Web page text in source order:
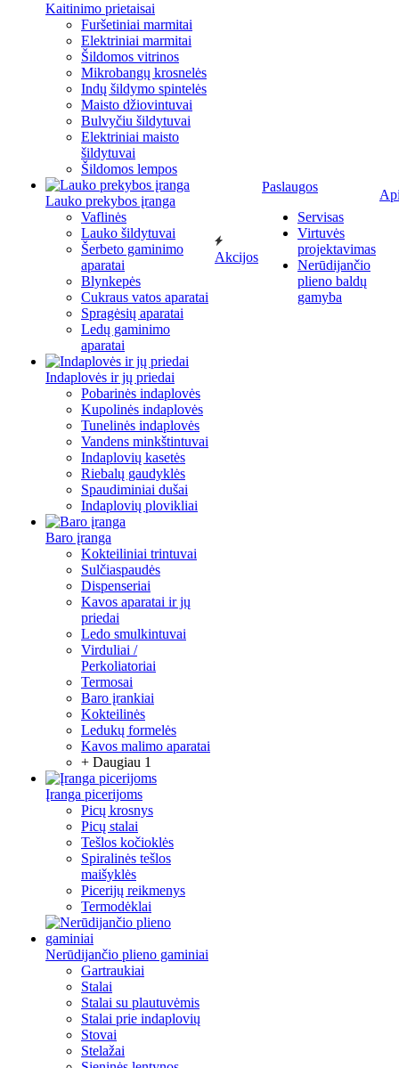
Kaitinimo prietaisai
Furšetiniai marmitai
Elektriniai marmitai
Šildomos vitrinos
Mikrobangų krosnelės
Indų šildymo spintelės
Maisto džiovintuvai
Bulvyčiu šildytuvai
Elektriniai maisto
šildytuvai
Šildomos lempos
Lauko prekybos įranga
Vaflinės
Lauko šildytuvai
Šerbeto gaminimo
aparatai
Blynkepės
Cukraus vatos aparatai
Spragėsių aparatai
Ledų gaminimo
aparatai
Indaplovės ir jų priedai
Pobarinės indaplovės
Kupolinės indaplovės
Tunelinės indaplovės
Vandens minkštintuvai
Indaplovių kasetės
Riebalų gaudyklės
Spaudiminiai dušai
Indaplovių plovikliai
Baro įranga
Kokteiliniai trintuvai
Sulčiaspaudės
Dispenseriai
Kavos aparatai ir jų
priedai
Ledo smulkintuvai
Virduliai /
Perkoliatoriai
Termosai
Baro įrankiai
Kokteilinės
Ledukų formelės
Kavos malimo aparatai
+ Daugiau 1
Įranga picerijoms
Picų krosnys
Picų stalai
Tešlos kočioklės
Spiralinės tešlos
maišyklės
Picerijų reikmenys
Termodėklai
Nerūdijančio plieno gaminiai
Gartraukiai
Stalai
Stalai su plautuvėmis
Stalai prie indaplovių
Stovai
Stelažai
Akcijos
Paslaugos
Servisas
Virtuvės
projektavimas
Nerūdijančio
plieno baldų
gamyba